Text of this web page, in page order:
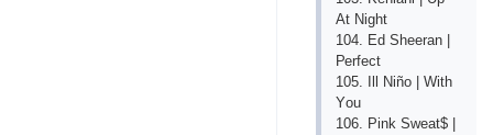
Аt Night
104. Еd Shееrаn |
Реrfесt
105. Ill Niñо | With
Yоu
106. Рink Swеаt$ |